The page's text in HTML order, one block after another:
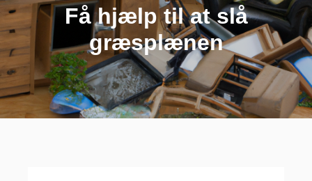
Få hjælp til at slå
græsplænen